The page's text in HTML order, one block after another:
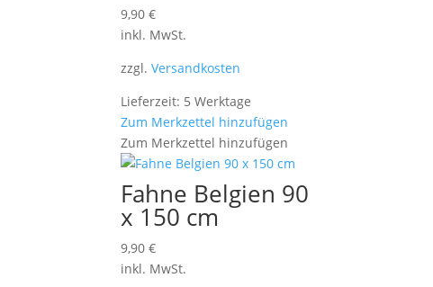
9,90€
inkl. MwSt.
zzgl.Versandkosten
Lieferzeit: 5 Werktage
Zum Merkzettel hinzufügen
Zum Merkzettel hinzufügen
Fahne Belgien 90
x 150 cm
9,90€
inkl. MwSt.